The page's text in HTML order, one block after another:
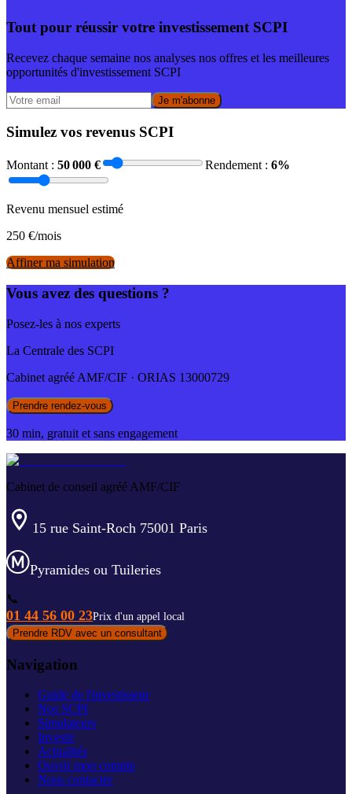
Tout pour réussir votre investissement SCPI
Recevez chaque semaine nos analyses nos offres et les meilleures
opportunités d'investissement SCPI
Je m'abonne
Simulez vos revenus SCPI
Montant : 50 000 € Rendement : 6%
Revenu mensuel estimé
250 €/mois
Affiner ma simulation
Vous avez des questions ?
Posez-les à nos experts
La Centrale des SCPI
Cabinet agréé AMF/CIF · ORIAS 13000729
Prendre rendez-vous
30 min, gratuit et sans engagement
Cabinet de conseil agréé AMF/CIF
15 rue Saint-Roch 75001 Paris
Pyramides ou Tuileries
📞
01 44 56 00 23Prix d'un appel local
Prendre RDV avec un consultant
Navigation
Guide de l'investisseur
Nos SCPI
Simulateurs
Investir
Actualités
Ouvrir mon compte
Nous contacter